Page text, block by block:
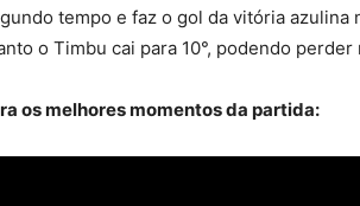
tempo e faz o gol da vitória azulina
o Timbu cai para 10°, podendo
os melhores momentos da partida: